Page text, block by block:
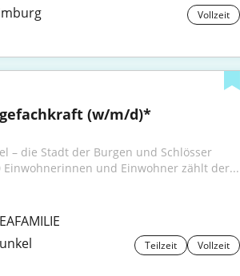
Vollzeit
(w/m/d)*
– die Stadt der Burgen und Schlösser
Einwohnerinnen und Einwohner zählt der...
Teilzeit Vollzeit